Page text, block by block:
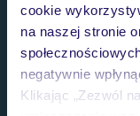
cookie
na naszej stronie
negatywnie
Klikając „Zezwól